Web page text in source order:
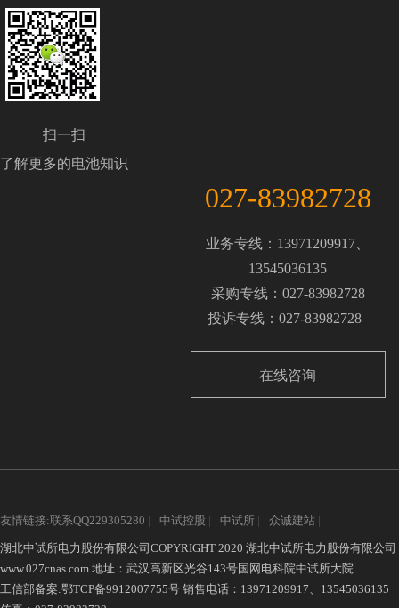
扫一扫
了解更多的电池知识
027-83982728
业务专线：13971209917、
13545036135
采购专线：027-83982728
投诉专线：027-83982728
在线咨询
友情链接:联系QQ229305280 | 中试控股 | 中试所 | 众诚建站 |
湖北中试所电力股份有限公司COPYRIGHT 2020 湖北中试所电力股份有限公司
www.027cnas.com 地址：武汉高新区光谷143号国网电科院中试所大院
工信部备案:鄂TCP备9912007755号 销售电话：13971209917、13545036135